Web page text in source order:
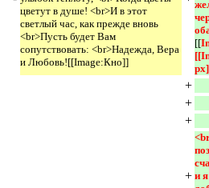
цветут в душе! <br>И в этот
светлый час, как прежде вновь
<br>Пусть будет Вам
сопутствовать: <br>Надежда, Вера
и Любовь![[Image:Кно]]
[[
+
+
+
+ и